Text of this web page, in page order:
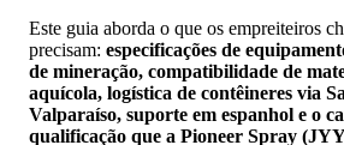
Este guia aborda o que os empreiteiros
precisam: especificações de
de mineração, compatibilidade de
aquícola, logística de contêineres via
Valparaíso, suporte em espanhol e o
qualificação que a Pioneer Spray